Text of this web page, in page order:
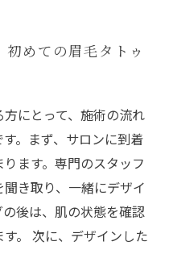
めての眉毛タトゥ
にとって、施術の流れ
。まず、サロンに到着
ます。専門のスタッフ
き取り、一緒にデザイ
後は、肌の状態を確認
。 次に、デザインした